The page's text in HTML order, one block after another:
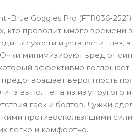
Blue Goggles Pro (FTR036-
кто проводит много
к сухости и усталости
Очки минимизируют вред от
эффективно
вероятность
выполнена из из упругого
гаек и болтов. Дужки
противоскользящими
легко и комфортно.